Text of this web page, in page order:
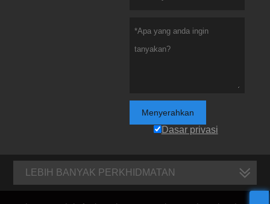
Menyerahkan
Dasar privasi
LEBIH BANYAK PERKHIDMATAN